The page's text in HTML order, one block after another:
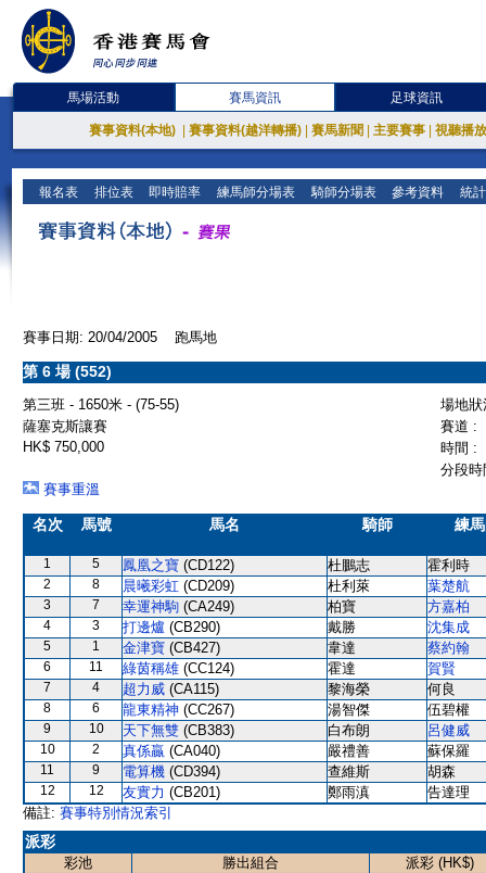
馬場活動 賽馬資訊 足球資訊
賽事資料(本地) 賽事資料(越洋轉播) 賽馬新聞 主要賽事 視聽播
報名表 排位表 即時賠率 練馬師分場表 騎師分場表 參考資料 統
賽事日期: 20/04/2005 跑馬地
第 6 場 (552)
第三班 - 1650米 - (75-55)
場地
薩塞克斯讓賽
賽道 :
HK$ 750,000
時間 :
分段
賽事重溫
名次 馬號 馬名 騎師 練
1 5 鳳凰之寶 (CD122) 杜鵬志 霍利時
2 8 晨曦彩虹 (CD209) 杜利萊 葉楚航
3 7 幸運神駒 (CA249) 柏寶 方嘉柏
4 3 打邊爐 (CB290) 戴勝 沈集成
5 1 金津寶 (CB427) 韋達 蔡約翰
6 11 綠茵稱雄 (CC124) 霍達 賀賢
7 4 超力威 (CA115) 黎海榮 何良
8 6 龍東精神 (CC267) 湯智傑 伍碧權
9 10 天下無雙 (CB383) 白布朗 呂健威
10 2 真係贏 (CA040) 嚴禮善 蘇保羅
11 9 電算機 (CD394) 查維斯 胡森
12 12 友實力 (CB201) 鄭雨滇
告達理
備註: 賽事特別情況索引
派彩
彩池 勝出組合
派彩 (HK$)